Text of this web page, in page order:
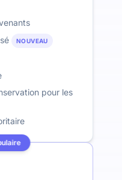
NOUVEAU
pour les